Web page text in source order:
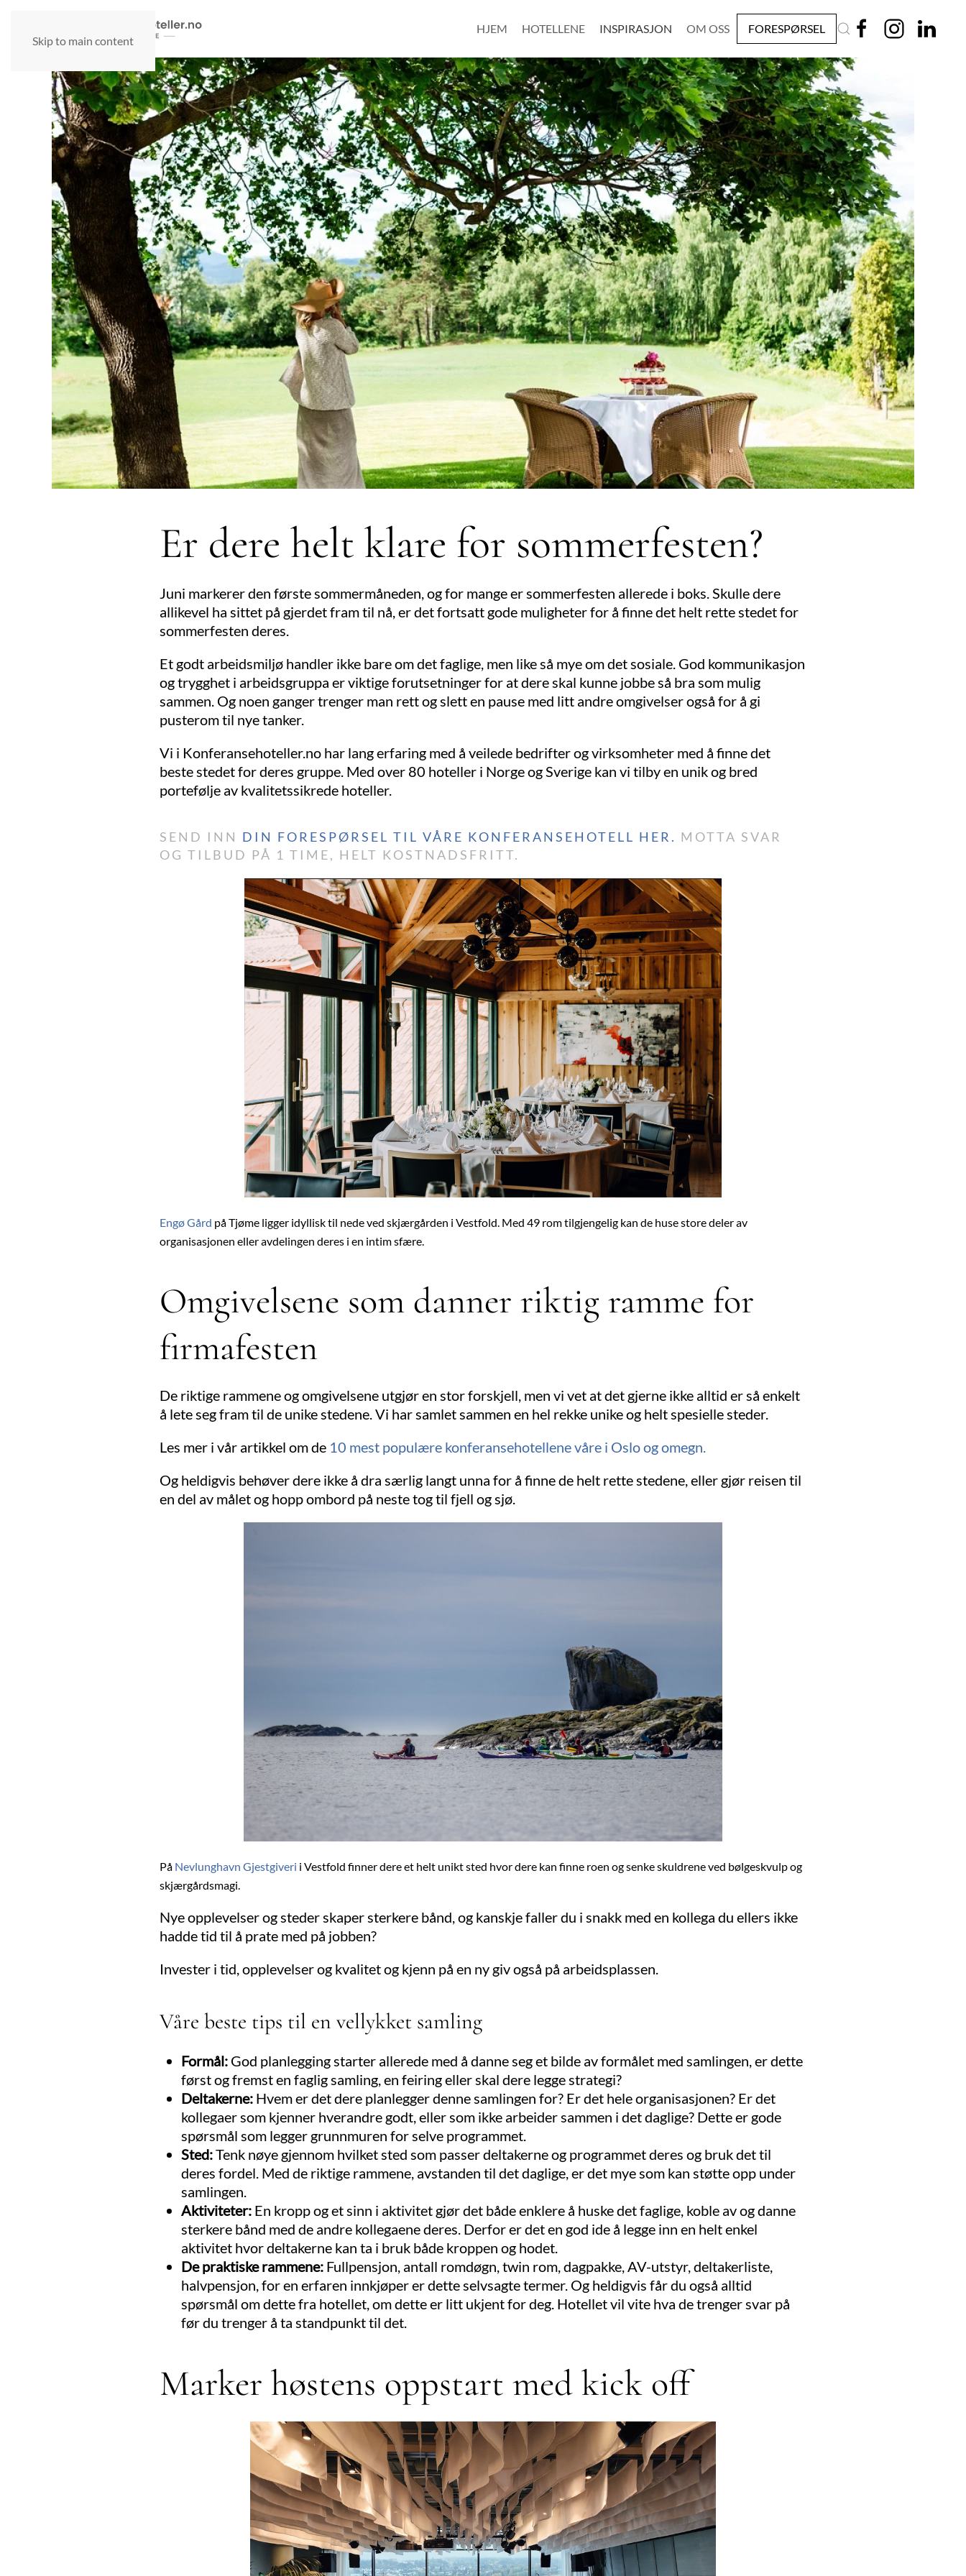
Skip to main content
HJEM HOTELLENE INSPIRASJON OM OSS FORESPØRSEL
Er dere helt klare for sommerfesten?
Juni markerer den første sommermåneden, og for mange er sommerfesten allerede i boks. Skulle dere
allikevel ha sittet på gjerdet fram til nå, er det fortsatt gode muligheter for å finne det helt rette stedet for
sommerfesten deres.
Et godt arbeidsmiljø handler ikke bare om det faglige, men like så mye om det sosiale. God kommunikasjon
og trygghet i arbeidsgruppa er viktige forutsetninger for at dere skal kunne jobbe så bra som mulig
sammen. Og noen ganger trenger man rett og slett en pause med litt andre omgivelser også for å gi
pusterom til nye tanker.
Vi i Konferansehoteller.no har lang erfaring med å veilede bedrifter og virksomheter med å finne det
beste stedet for deres gruppe. Med over 80 hoteller i Norge og Sverige kan vi tilby en unik og bred
portefølje av kvalitetssikrede hoteller.
SEND INN DIN FORESPØRSEL TIL VÅRE KONFERANSEHOTELL HER. MOTTA SVAR
OG TILBUD PÅ 1 TIME, HELT KOSTNADSFRITT.
Engø Gård på Tjøme ligger idyllisk til nede ved skjærgården i Vestfold. Med 49 rom tilgjengelig kan de huse store deler av
organisasjonen eller avdelingen deres i en intim sfære.
Omgivelsene som danner riktig ramme for
firmafesten
De riktige rammene og omgivelsene utgjør en stor forskjell, men vi vet at det gjerne ikke alltid er så enkelt
å lete seg fram til de unike stedene. Vi har samlet sammen en hel rekke unike og helt spesielle steder.
Les mer i vår artikkel om de 10 mest populære konferansehotellene våre i Oslo og omegn.
Og heldigvis behøver dere ikke å dra særlig langt unna for å finne de helt rette stedene, eller gjør reisen til
en del av målet og hopp ombord på neste tog til fjell og sjø.
På Nevlunghavn Gjestgiveri i Vestfold finner dere et helt unikt sted hvor dere kan finne roen og senke skuldrene ved bølgeskvulp og
skjærgårdsmagi.
Nye opplevelser og steder skaper sterkere bånd, og kanskje faller du i snakk med en kollega du ellers ikke
hadde tid til å prate med på jobben?
Invester i tid, opplevelser og kvalitet og kjenn på en ny giv også på arbeidsplassen.
Våre beste tips til en vellykket samling
Formål: God planlegging starter allerede med å danne seg et bilde av formålet med samlingen, er dette
først og fremst en faglig samling, en feiring eller skal dere legge strategi?
Deltakerne: Hvem er det dere planlegger denne samlingen for? Er det hele organisasjonen? Er det
kollegaer som kjenner hverandre godt, eller som ikke arbeider sammen i det daglige? Dette er gode
spørsmål som legger grunnmuren for selve programmet.
Sted:Tenk nøye gjennom hvilket sted som passer deltakerne og programmet deres og bruk det til
deres fordel. Med de riktige rammene, avstanden til det daglige, er det mye som kan støtte opp under
samlingen.
Aktiviteter: En kropp og et sinn i aktivitet gjør det både enklere å huske det faglige, koble av og danne
sterkere bånd med de andre kollegaene deres. Derfor er det en god ide å legge inn en helt enkel
aktivitet hvor deltakerne kan ta i bruk både kroppen og hodet.
De praktiske rammene: Fullpensjon, antall romdøgn, twin rom, dagpakke, AV-utstyr, deltakerliste,
halvpensjon, for en erfaren innkjøper er dette selvsagte termer. Og heldigvis får du også alltid
spørsmål om dette fra hotellet, om dette er litt ukjent for deg. Hotellet vil vite hva de trenger svar på
før du trenger å ta standpunkt til det.
Marker høstens oppstart med kick off